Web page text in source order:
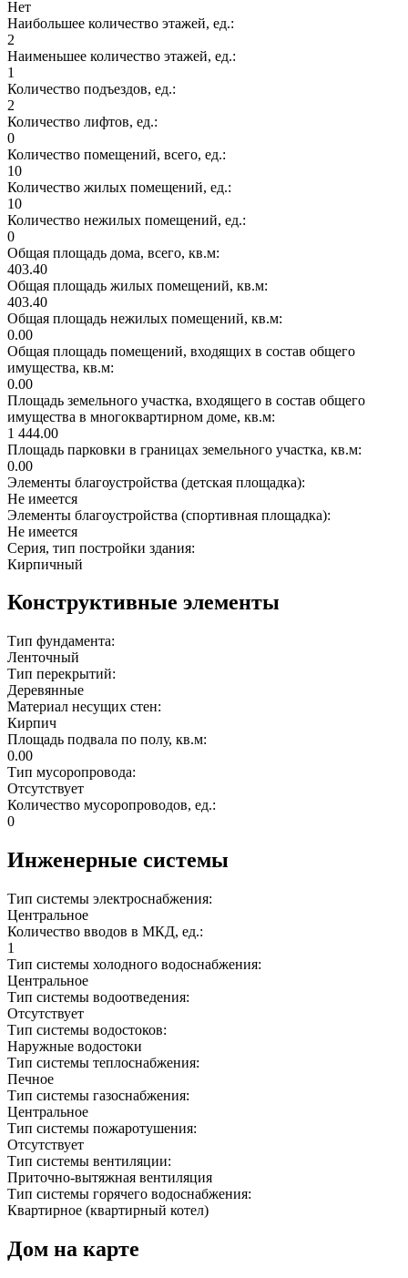
Нет
Наибольшее количество этажей, ед.:
2
Наименьшее количество этажей, ед.:
1
Количество подъездов, ед.:
2
Количество лифтов, ед.:
0
Количество помещений, всего, ед.:
10
Количество жилых помещений, ед.:
10
Количество нежилых помещений, ед.:
0
Общая площадь дома, всего, кв.м:
403.40
Общая площадь жилых помещений, кв.м:
403.40
Общая площадь нежилых помещений, кв.м:
0.00
Общая площадь помещений, входящих в состав общего
имущества, кв.м:
0.00
Площадь земельного участка, входящего в состав общего
имущества в многоквартирном доме, кв.м:
1 444.00
Площадь парковки в границах земельного участка, кв.м:
0.00
Элементы благоустройства (детская площадка):
Не имеется
Элементы благоустройства (спортивная площадка):
Не имеется
Серия, тип постройки здания:
Кирпичный
Конструктивные элементы
Тип фундамента:
Ленточный
Тип перекрытий:
Деревянные
Материал несущих стен:
Кирпич
Площадь подвала по полу, кв.м:
0.00
Тип мусоропровода:
Отсутствует
Количество мусоропроводов, ед.:
0
Инженерные системы
Тип системы электроснабжения:
Центральное
Количество вводов в МКД, ед.:
1
Тип системы холодного водоснабжения:
Центральное
Тип системы водоотведения:
Отсутствует
Тип системы водостоков:
Наружные водостоки
Тип системы теплоснабжения:
Печное
Тип системы газоснабжения:
Центральное
Тип системы пожаротушения:
Отсутствует
Тип системы вентиляции:
Приточно-вытяжная вентиляция
Тип системы горячего водоснабжения:
Квартирное (квартирный котел)
Дом на карте